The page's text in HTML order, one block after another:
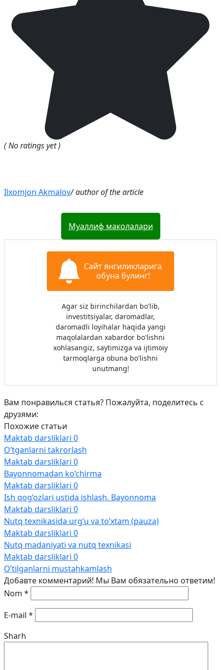
( No ratings yet )
Ilxomjon Akmalov/ author of the article
Муаллиф маколалари
Сайт янгиликларига
обуна булинг!
Agar siz birinchilardan bo'lib,
investitsiyalar, daromadlar,
daromadli loyihalar haqida yangi
maqolalardan xabardor bo'lishni
xohlasangiz, saytimizga va ijtimoiy
tarmoqlarga obuna bo'lishni
unutmang!
Вам понравилься статья? Пожалуйта, поделитесь с
друзями:
Похожие статьи
Maktab darsliklari 0
O’tganlarni takrorlash
Maktab darsliklari 0
Bayonnomadan ko’chirma
Maktab darsliklari 0
Ish qog‘ozlari ustida ishlash. Bayonnoma
Maktab darsliklari 0
Nutq texnikasida urg’u va to’xtam (pauza)
Maktab darsliklari 0
Nutq madaniyati va nutq texnikasi
Maktab darsliklari 0
O’tilganlarni mustahkamlash
Добавте комментарий! Мы Вам обязательно ответим!
Nom *
E-mail *
Sharh